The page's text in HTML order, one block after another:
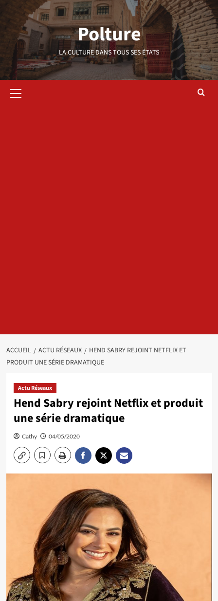
contenu
Polture
LA CULTURE DANS TOUS SES ÉTATS
principal
ACCUEIL ACTU RÉSEAUX
HEND SABRY REJOINT NETFLIX ET
PRODUIT UNE SÉRIE DRAMATIQUE
Actu Réseaux
Hend Sabry rejoint Netflix et produit
une série dramatique
Cathy 04/05/2020